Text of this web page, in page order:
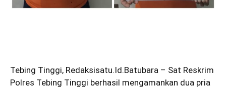
Tebing Tinggi, Redaksisatu.Id.Batubara – Sat Reskrim
Polres Tebing Tinggi berhasil mengamankan dua pria